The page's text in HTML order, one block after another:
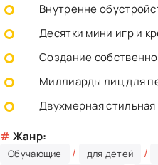
Внутренне
Десятки мини игр и
Создание
Миллиарды лиц для
Двухмерная
# Жанр:
Обучающие / для детей /